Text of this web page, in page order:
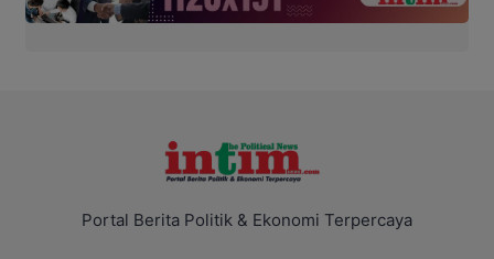
Portal Berita Politik & Ekonomi Terpercaya